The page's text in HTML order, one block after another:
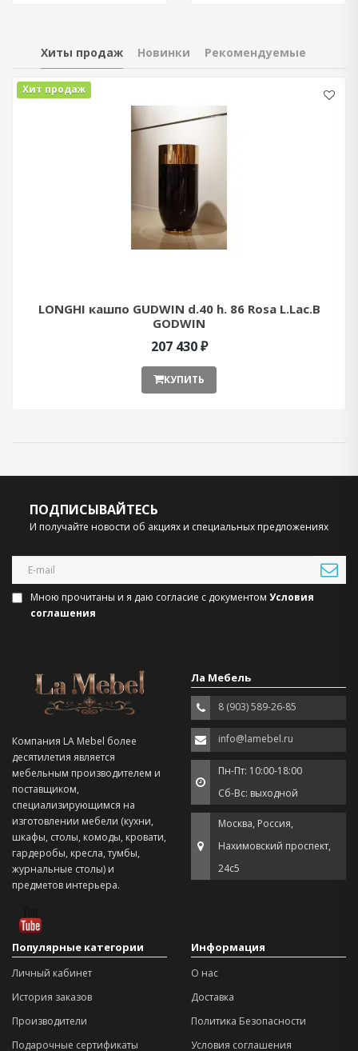
Хиты продаж Новинки Рекомендуемые
Хит продаж
LONGHI кашпо GUDWIN d.40 h. 86 Rosa L.Lac.B
GODWIN
207 430 ₽
КУПИТЬ
ПОДПИСЫВАЙТЕСЬ
И получайте новости об акциях и специальных предложениях
Мною прочитаны и я даю согласие с документом Условия
соглашения
Компания LA Mebel более
десятилетия является
мебельным производителем и
поставщиком,
специализирующимся на
изготовлении мебели (кухни,
шкафы, столы, комоды, кровати,
гардеробы, кресла, тумбы,
журнальные столы) и
предметов интерьера.
Ла Мебель
8 (903) 589-26-85
info@lamebel.ru
Пн-Пт: 10:00-18:00
Сб-Вс: выходной
Москва, Россия,
Нахимовский проспект,
24с5
Популярные категории
Личный кабинет
История заказов
Производители
Подарочные сертификаты
Информация
О нас
Доставка
Политика Безопасности
Условия соглашения